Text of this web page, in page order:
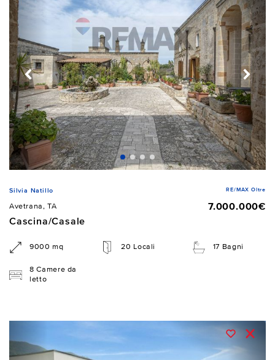
Silvia Natillo RE/MAX Oltre
Avetrana, TA
7.000.000€
Cascina/Casale
9000 mq 20 Locali 17 Bagni
8 Camere da
letto